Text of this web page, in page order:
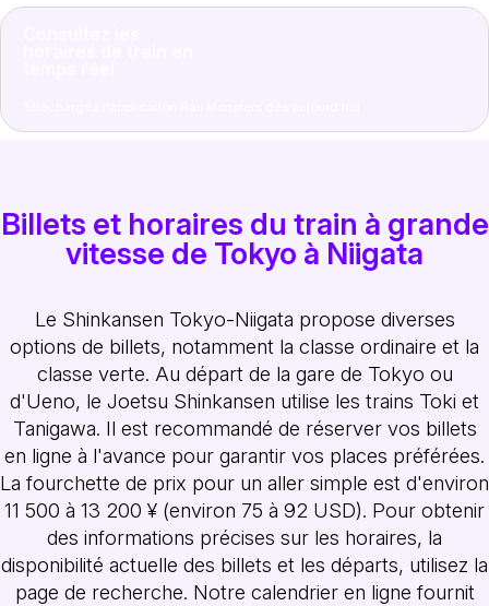
Billets et horaires du train à grande
vitesse de Tokyo à Niigata
Le Shinkansen Tokyo-Niigata propose diverses
options de billets, notamment la classe ordinaire et la
classe verte. Au départ de la gare de Tokyo ou
d'Ueno, le Joetsu Shinkansen utilise les trains Toki et
Tanigawa. Il est recommandé de réserver vos billets
en ligne à l'avance pour garantir vos places préférées.
La fourchette de prix pour un aller simple est d'environ
11 500 à 13 200 ¥ (environ 75 à 92 USD). Pour obtenir
des informations précises sur les horaires, la
disponibilité actuelle des billets et les départs, utilisez la
page de recherche. Notre calendrier en ligne fournit